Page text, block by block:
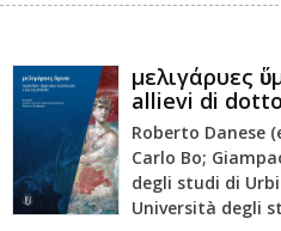
μελιγάρυες
allievi di
Roberto Danese
Carlo Bo;
degli studi di
Università degli